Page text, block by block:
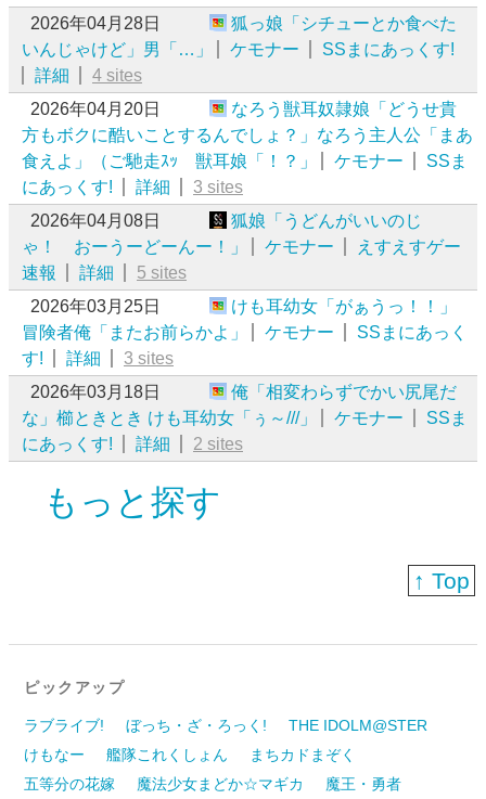
2026年04月28日
狐っ娘「シチューとか食べた
いんじゃけど」男「…」
ケモナー
SSまにあっくす!
詳細
4 sites
2026年04月20日
なろう獣耳奴隷娘「どうせ貴
方もボクに酷いことするんでしょ？」なろう主人公「まあ
食えよ」（ご馳走ｽｯ 獣耳娘「！？」
ケモナー
SSま
にあっくす!
詳細
3 sites
2026年04月08日
狐娘「うどんがいいのじ
ゃ！ おーうーどーんー！」
ケモナー
えすえすゲー
速報
詳細
5 sites
2026年03月25日
けも耳幼女「がぁうっ！！」
冒険者俺「またお前らかよ」
ケモナー
SSまにあっく
す!
詳細
3 sites
2026年03月18日
俺「相変わらずでかい尻尾だ
な」櫛ときとき けも耳幼女「ぅ～///」
ケモナー
SSま
にあっくす!
詳細 2 sites
もっと探す
↑ Top
ピックアップ
ラブライブ! ぼっち・ざ・ろっく!
THE IDOLM@STER
けもなー
艦隊これくしょん
まちカドまぞく
五等分の花嫁
魔法少女まどか☆マギカ
魔王・勇者